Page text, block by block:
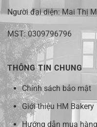
Người đại diện: Mai Thị
MST: 0309796796
THÔNG TIN CHUNG
Chính sách bảo mật
Giới thiệu HM Bakery
Hướng dẫn mua hàng